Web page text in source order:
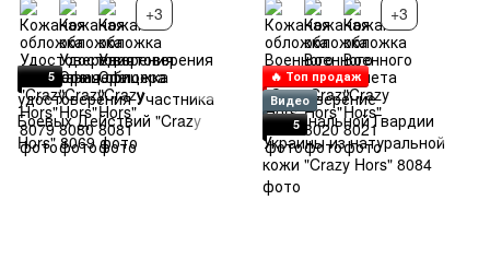
+3 +3
5
🔥 Топ продаж
Видео
5